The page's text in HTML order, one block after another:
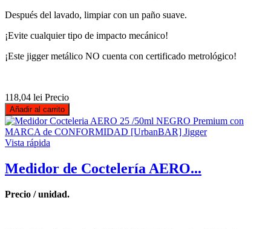
Después del lavado, limpiar con un paño suave.
¡Evite cualquier tipo de impacto mecánico!
¡Este jigger metálico NO cuenta con certificado metrológico!
118,04 lei Precio
Añadir al carrito
Vista rápida
Medidor de Coctelería AERO...
Precio / unidad.